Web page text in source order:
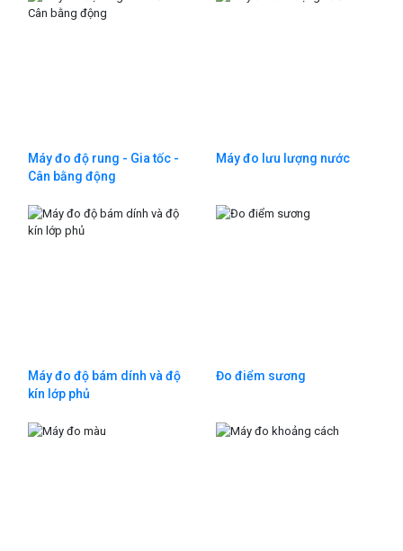
Máy đo độ rung - Gia tốc -
Cân bằng động
Máy đo lưu lượng nước
Máy đo độ bám dính và độ
kín lớp phủ
Đo điểm sương